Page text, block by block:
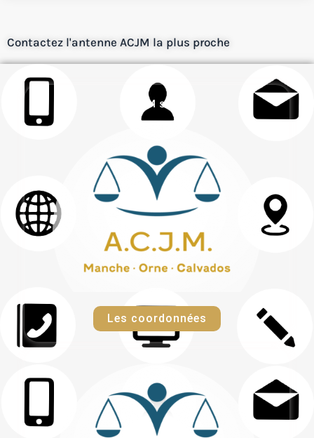
Contactez l'antenne ACJM la plus proche
ACJM siège
Les coordonnées